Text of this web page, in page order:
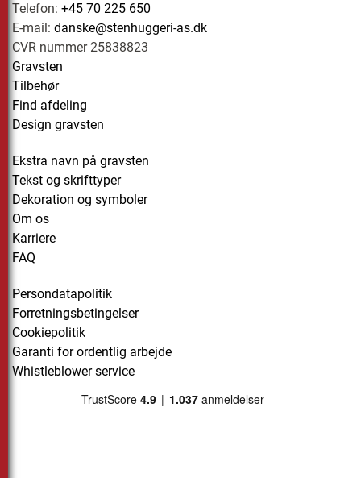
Telefon: +45 70 225 650
E-mail: danske@stenhuggeri-as.dk
CVR nummer 25838823
Gravsten
Tilbehør
Find afdeling
Design gravsten
Ekstra navn på gravsten
Tekst og skrifttyper
Dekoration og symboler
Om os
Karriere
FAQ
Persondatapolitik
Forretningsbetingelser
Cookiepolitik
Garanti for ordentlig arbejde
Whistleblower service